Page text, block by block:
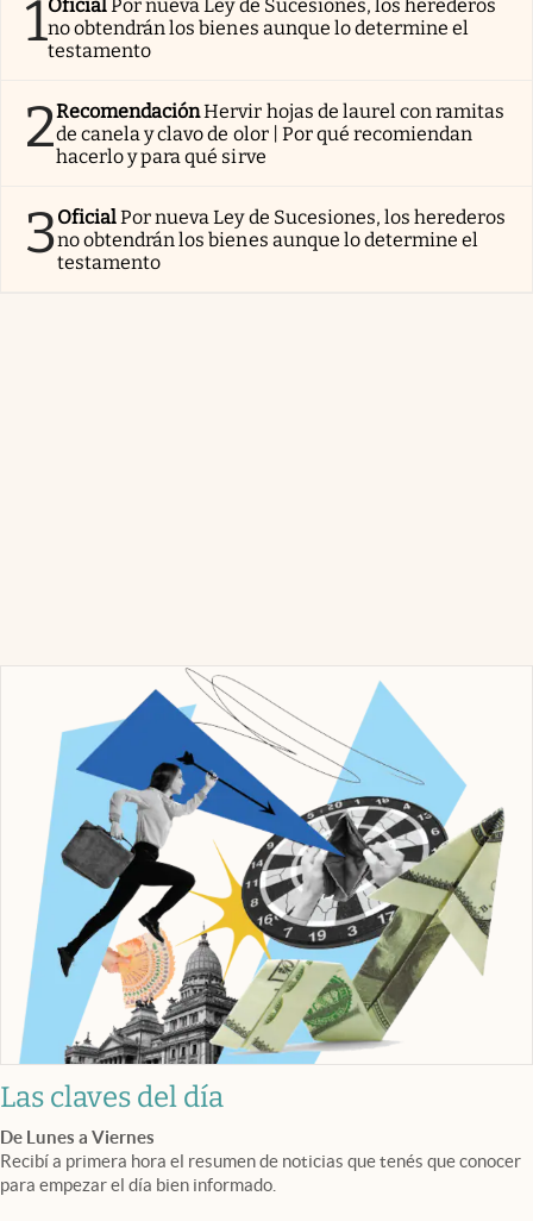
1OficialPor nueva Ley de Sucesiones, los herederos
no obtendrán los bienes aunque lo determine el
testamento
2RecomendaciónHervir hojas de laurel con ramitas
de canela y clavo de olor | Por qué recomiendan
hacerlo y para qué sirve
3OficialPor nueva Ley de Sucesiones, los herederos
no obtendrán los bienes aunque lo determine el
testamento
Las claves del día
De Lunes a Viernes
Recibí a primera hora el resumen de noticias que tenés que conocer
para empezar el día bien informado.